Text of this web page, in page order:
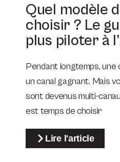
Quel modèle
choisir ? Le
plus piloter à
Pendant longtemps, une
un canal gagnant. Mais
sont devenus multi-
est temps de choisir
Lire l'article